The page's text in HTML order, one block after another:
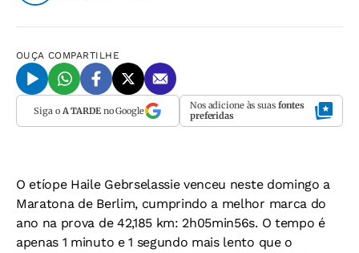
OUÇA COMPARTILHE
Siga o A TARDEno Google Nos adicione às suas fontes
preferidas
O etíope Haile Gebrselassie venceu neste domingo a
Maratona de Berlim, cumprindo a melhor marca do
ano na prova de 42,185 km: 2h05min56s. O tempo é
apenas 1 minuto e 1 segundo mais lento que o